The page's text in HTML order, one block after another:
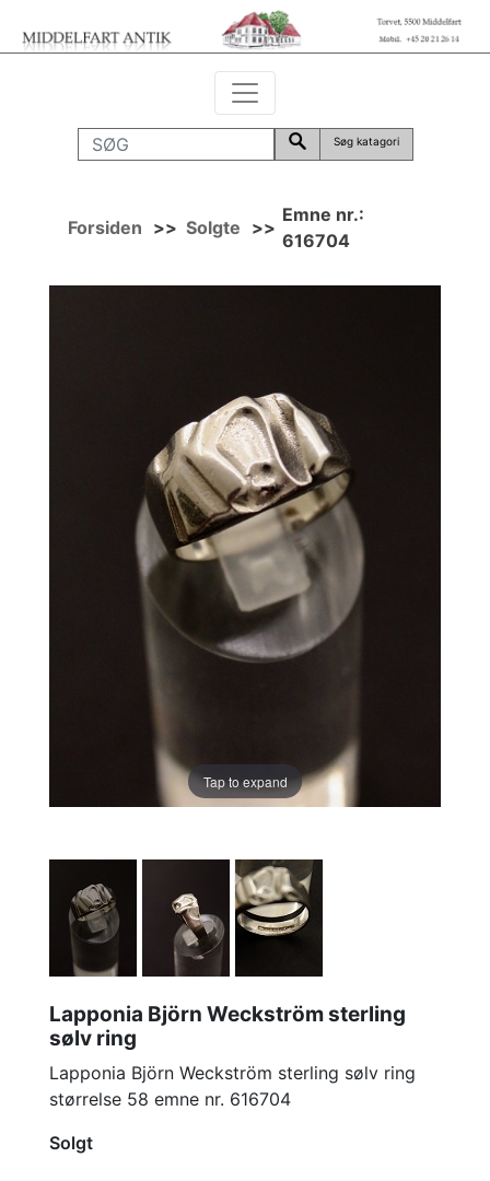
Søg katagori
Forsiden >> Solgte >>
Emne nr.:
616704
Tap to expand
Lapponia Björn Weckström sterling
sølv ring
Lapponia Björn Weckström sterling sølv ring
størrelse 58 emne nr. 616704
Solgt